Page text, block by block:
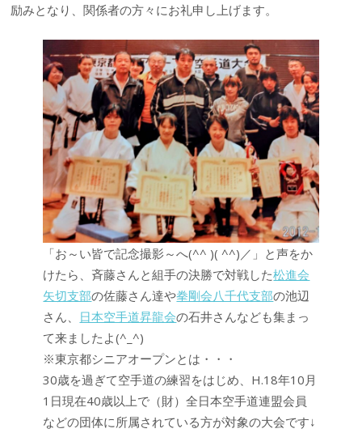
励みとなり、関係者の方々にお礼申し上げます。
「お～い皆で記念撮影～へ(^^ )( ^^)／」と声をか
けたら、斉藤さんと組手の決勝で対戦した松進会
矢切支部の佐藤さん達や拳剛会八千代支部の池辺
さん、 日本空手道昇龍会の石井さんなども集まっ
て来ましたよ(^_^)
※東京都シニアオープンとは・・・
30歳を過ぎて空手道の練習をはじめ、H.18年10月
1日現在40歳以上で（財）全日本空手道連盟会員
などの団体に所属されている方が対象の大会です↓